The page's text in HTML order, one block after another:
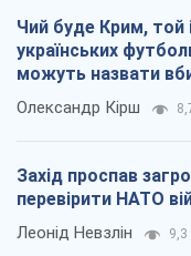
Чий буде Крим, той
українських
можуть назвати
Олександр Кірш
Захід проспав
перевірити НАТО
Леонід Невзлін 9,3